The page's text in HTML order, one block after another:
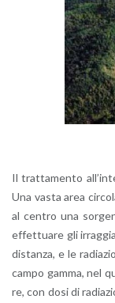
Il trat­ta­men­to
Una vasta area
al cen­tro una
ef­fet­tua­re gli
di­stan­za, e le
campo gamma, nel
re, con dosi di